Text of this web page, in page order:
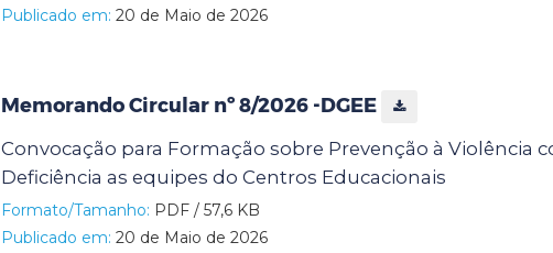
Publicado em: 20 de Maio de 2026
Memorando Circular nº 8/2026 -DGEE
Convocação para Formação sobre Prevenção à Violência
Deficiência as equipes do Centros Educacionais
Formato/Tamanho: PDF / 57,6 KB
Publicado em: 20 de Maio de 2026